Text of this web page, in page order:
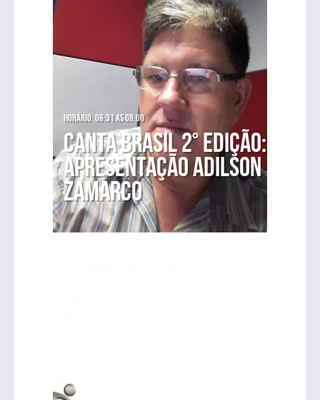
Horário: 06:31 as 08:00
Canta Brasil 2° Edição:
Apresentação Adilson
Zamarco